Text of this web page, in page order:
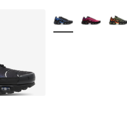
Plus de couleurs